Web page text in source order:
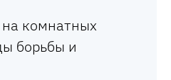
комнатных
борьбы и